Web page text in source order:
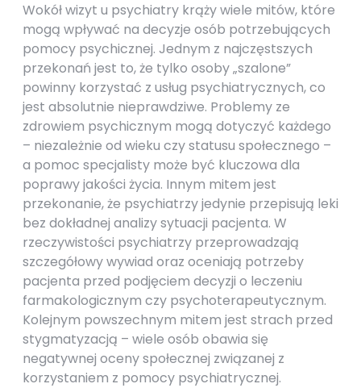
Wokół wizyt u psychiatry krąży wiele mitów, które
mogą wpływać na decyzje osób potrzebujących
pomocy psychicznej. Jednym z najczęstszych
przekonań jest to, że tylko osoby „szalone”
powinny korzystać z usług psychiatrycznych, co
jest absolutnie nieprawdziwe. Problemy ze
zdrowiem psychicznym mogą dotyczyć każdego
– niezależnie od wieku czy statusu społecznego –
a pomoc specjalisty może być kluczowa dla
poprawy jakości życia. Innym mitem jest
przekonanie, że psychiatrzy jedynie przepisują leki
bez dokładnej analizy sytuacji pacjenta. W
rzeczywistości psychiatrzy przeprowadzają
szczegółowy wywiad oraz oceniają potrzeby
pacjenta przed podjęciem decyzji o leczeniu
farmakologicznym czy psychoterapeutycznym.
Kolejnym powszechnym mitem jest strach przed
stygmatyzacją – wiele osób obawia się
negatywnej oceny społecznej związanej z
korzystaniem z pomocy psychiatrycznej.